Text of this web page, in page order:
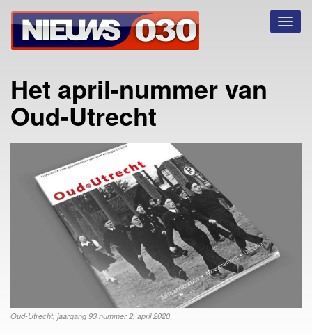
Het april-nummer van
Oud-Utrecht
Oud-Utrecht, jaargang 93 nummer 2, april 2020